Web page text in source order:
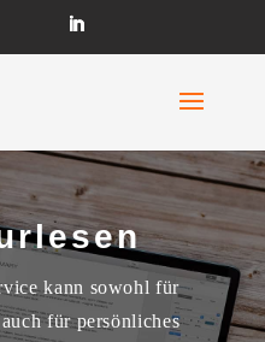
kann sowohl für
für persönliches